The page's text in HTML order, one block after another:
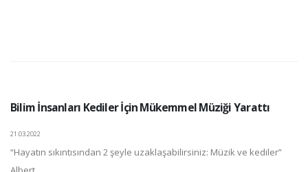
Bilim İnsanları Kediler İçin Mükemmel Müziği Yarattı
21.03.2022
“Hayatın sıkıntısından 2 şeyle uzaklaşabilirsiniz: Müzik ve kediler”